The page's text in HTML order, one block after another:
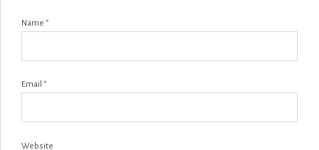
Name *
Email *
Website